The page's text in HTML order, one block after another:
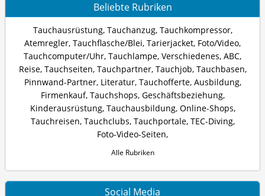
Beliebte Rubriken
Tauchausrüstung, Tauchanzug, Tauchkompressor,
Atemregler, Tauchflasche/Blei, Tarierjacket, Foto/Video,
Tauchcomputer/Uhr, Tauchlampe, Verschiedenes, ABC,
Reise, Tauchseiten, Tauchpartner, Tauchjob, Tauchbasen,
Pinnwand-Partner, Literatur, Tauchofferte, Ausbildung,
Firmenkauf, Tauchshops, Geschäftsbeziehung,
Kinderausrüstung, Tauchausbildung, Online-Shops,
Tauchreisen, Tauchclubs, Tauchportale, TEC-Diving,
Foto-Video-Seiten,
Alle Rubriken
Social Media